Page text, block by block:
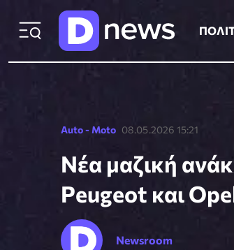
Auto - Moto 08.05.2026 15:21
Νέα μαζική
Peugeot και
Newsroom